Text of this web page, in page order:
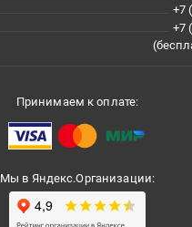
+7
+7
Принимаем к оплате:
Мы в Яндекс.Организации: